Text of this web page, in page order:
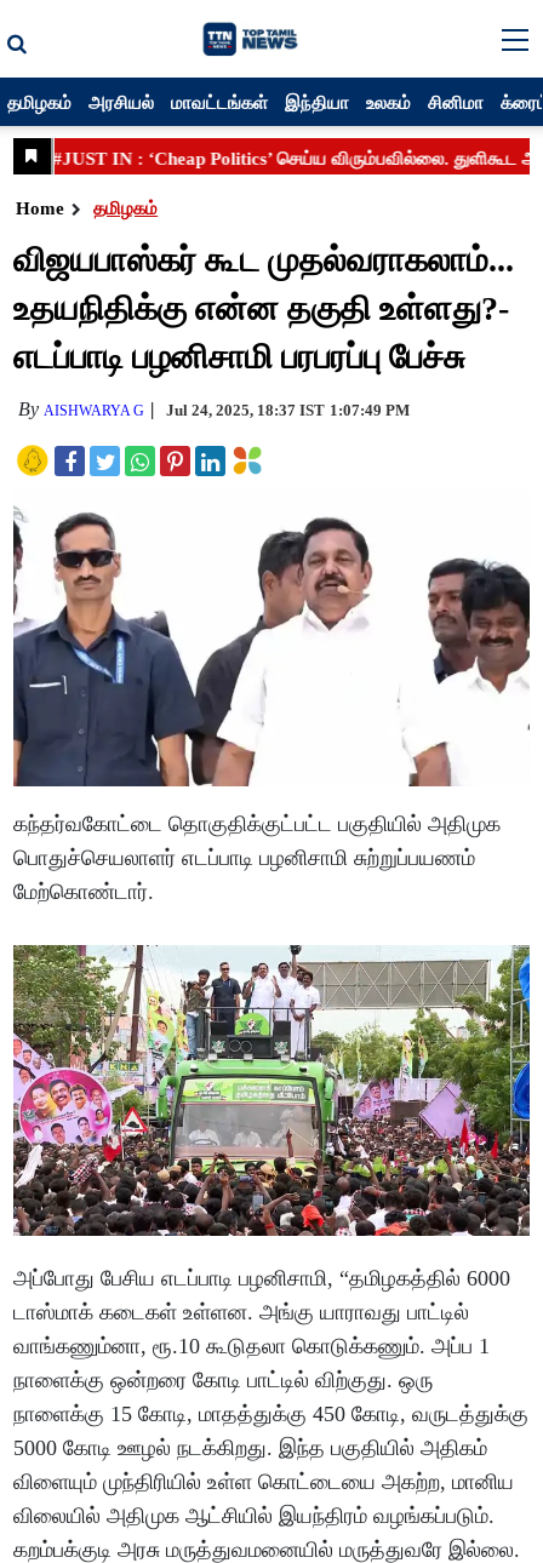
தமிழகம் அரசியல் மாவட்டங்கள் இந்தியா உலகம் சினிமா
Home தமிழகம்
விஜயபாஸ்கர் கூட முதல்வராகலாம்...
உதயநிதிக்கு என்ன தகுதி உள்ளது?-
எடப்பாடி பழனிசாமி பரபரப்பு பேச்சு
By AISHWARYA G Jul 24, 2025, 18:37 IST 1:07:49 PM
கந்தர்வகோட்டை தொகுதிக்குட்பட்ட பகுதியில் அதிமுக
பொதுச்செயலாளர் எடப்பாடி பழனிசாமி சுற்றுப்பயணம்
மேற்கொண்டார்.
அப்போது பேசிய எடப்பாடி பழனிசாமி, “தமிழகத்தில் 6000
டாஸ்மாக் கடைகள் உள்ளன. அங்கு யாராவது பாட்டில்
வாங்கணும்னா, ரூ.10 கூடுதலா கொடுக்கணும். அப்ப 1
நாளைக்கு ஒன்றரை கோடி பாட்டில் விற்குது. ஒரு
நாளைக்கு 15 கோடி, மாதத்துக்கு 450 கோடி, வருடத்துக்கு
5000 கோடி ஊழல் நடக்கிறது. இந்த பகுதியில் அதிகம்
விளையும் முந்திரியில் உள்ள கொட்டையை அகற்ற, மானிய
விலையில் அதிமுக ஆட்சியில் இயந்திரம் வழங்கப்படும்.
கறம்பக்குடி அரசு மருத்துவமனையில் மருத்துவரே இல்லை.